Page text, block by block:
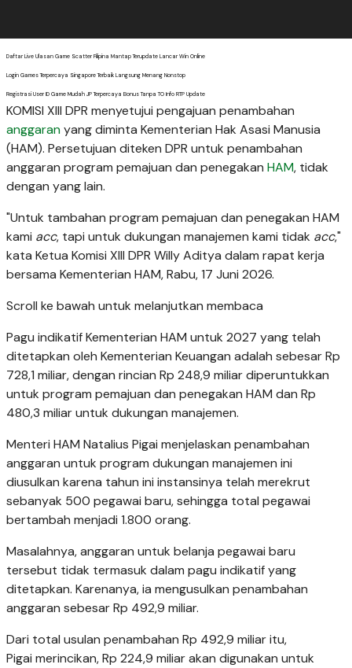
Daftar Live Ulasan Game Scatter Filipina Mantap Terupdate Lancar Win Online
Login Games Terpercaya Singapore Terbaik Langsung Menang Nonstop
Registrasi User ID Game Mudah JP Terpercaya Bonus Tanpa TO Info RTP Update
KOMISI XIII DPR menyetujui pengajuan penambahan
anggaranyang diminta Kementerian Hak Asasi Manusia
(HAM). Persetujuan diteken DPR untuk penambahan
anggaran program pemajuan dan penegakan HAM, tidak
dengan yang lain.
"Untuk tambahan program pemajuan dan penegakan HAM
kami acc, tapi untuk dukungan manajemen kami tidak acc,"
kata Ketua Komisi XIII DPR Willy Aditya dalam rapat kerja
bersama Kementerian HAM, Rabu, 17 Juni 2026.
Scroll ke bawah untuk melanjutkan membaca
Pagu indikatif Kementerian HAM untuk 2027 yang telah
ditetapkan oleh Kementerian Keuangan adalah sebesar Rp
728,1 miliar, dengan rincian Rp 248,9 miliar diperuntukkan
untuk program pemajuan dan penegakan HAM dan Rp
480,3 miliar untuk dukungan manajemen.
Menteri HAM Natalius Pigai menjelaskan penambahan
anggaran untuk program dukungan manajemen ini
diusulkan karena tahun ini instansinya telah merekrut
sebanyak 500 pegawai baru, sehingga total pegawai
bertambah menjadi 1.800 orang.
Masalahnya, anggaran untuk belanja pegawai baru
tersebut tidak termasuk dalam pagu indikatif yang
ditetapkan. Karenanya, ia mengusulkan penambahan
anggaran sebesar Rp 492,9 miliar.
Dari total usulan penambahan Rp 492,9 miliar itu,
Pigai merincikan, Rp 224,9 miliar akan digunakan untuk